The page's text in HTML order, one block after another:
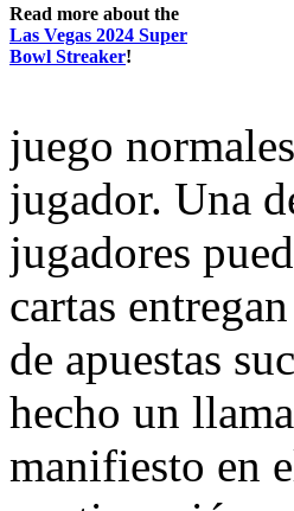
Read more about the
Las Vegas 2024 Super
Bowl Streaker!
juego
jugador. Una
jugadores
cartas
de apuestas
hecho un
manifiesto en